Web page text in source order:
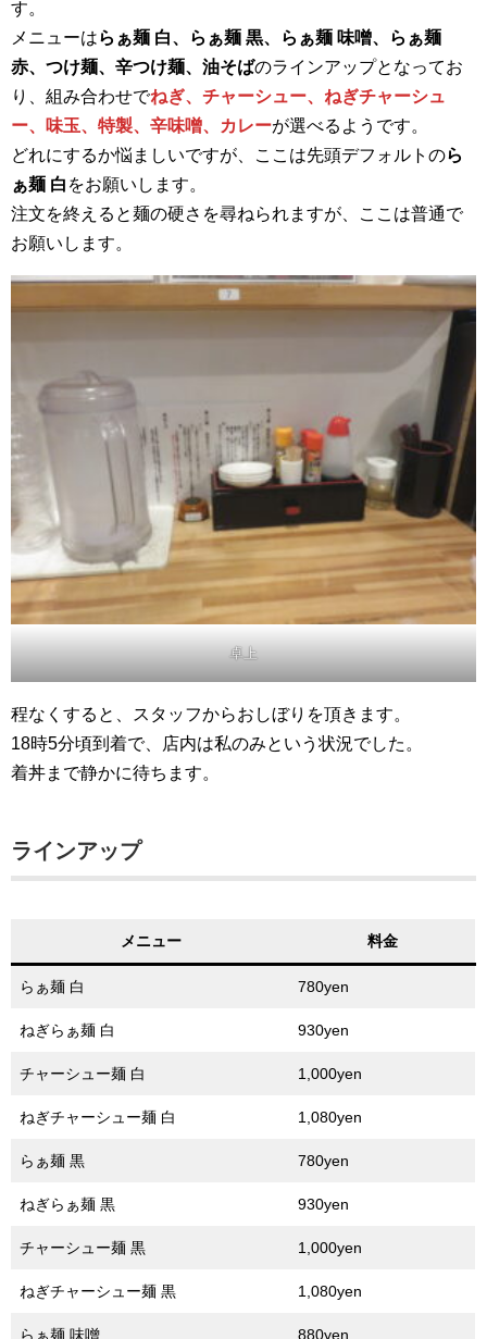
す。
メニューはらぁ麺 白、らぁ麺 黒、らぁ麺 味噌、らぁ麺
赤、つけ麺、辛つけ麺、油そばのラインアップとなってお
り、組み合わせでねぎ、チャーシュー、ねぎチャーシュ
ー、味玉、特製、辛味噌、カレーが選べるようです。
どれにするか悩ましいですが、ここは先頭デフォルトのら
ぁ麺 白 をお願いします。
注文を終えると麺の硬さを尋ねられますが、ここは普通で
お願いします。
卓上
程なくすると、スタッフからおしぼりを頂きます。
18時5分頃到着で、店内は私のみという状況でした。
着丼まで静かに待ちます。
ラインアップ
メニュー 料金
らぁ麺 白 780yen
ねぎらぁ麺 白 930yen
チャーシュー麺 白 1,000yen
ねぎチャーシュー麺 白 1,080yen
らぁ麺 黒 780yen
ねぎらぁ麺 黒 930yen
チャーシュー麺 黒 1,000yen
ねぎチャーシュー麺 黒 1,080yen
らぁ麺 味噌 880yen